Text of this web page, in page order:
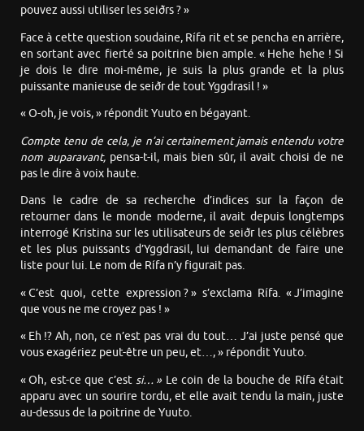
pouvez aussi utiliser les seiðrs ? »
Face à cette question soudaine, Rífa rit et se pencha en arrière,
en sortant avec fierté sa poitrine bien ample. « Hehe hehe ! Si
je dois le dire moi-même, je suis la plus grande et la plus
puissante manieuse de seiðr de tout Yggdrasil ! »
« O-oh, je vois, » répondit Yuuto en bégayant.
Compte tenu de cela, je n’ai certainement jamais entendu votre
nom auparavant, pensa-t-il, mais bien sûr, il avait choisi de ne
pas le dire à voix haute.
Dans le cadre de sa recherche d’indices sur la façon de
retourner dans le monde moderne, il avait depuis longtemps
interrogé Kristina sur les utilisateurs de seiðr les plus célèbres
et les plus puissants d’Yggdrasil, lui demandant de faire une
liste pour lui. Le nom de Rífa n’y figurait pas.
« C’est quoi, cette expression ? » s’exclama Rífa. « J’imagine
que vous ne me croyez pas ! »
« Eh !? Ah, non, ce n’est pas vrai du tout… J’ai juste pensé que
vous exagériez peut-être un peu, et…, » répondit Yuuto.
« Oh, est-ce que c’est si… » Le coin de la bouche de Rífa était
apparu avec un sourire tordu, et elle avait tendu la main, juste
au-dessus de la poitrine de Yuuto.